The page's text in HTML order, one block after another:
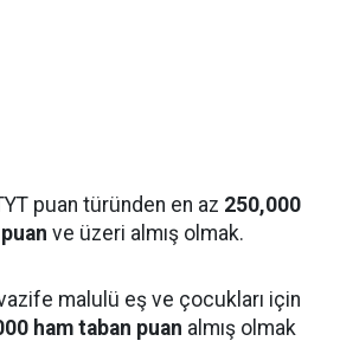
puan türünden en az 250,000
ve üzeri almış olmak.
malulü eş ve çocukları için
ham taban puan almış olmak